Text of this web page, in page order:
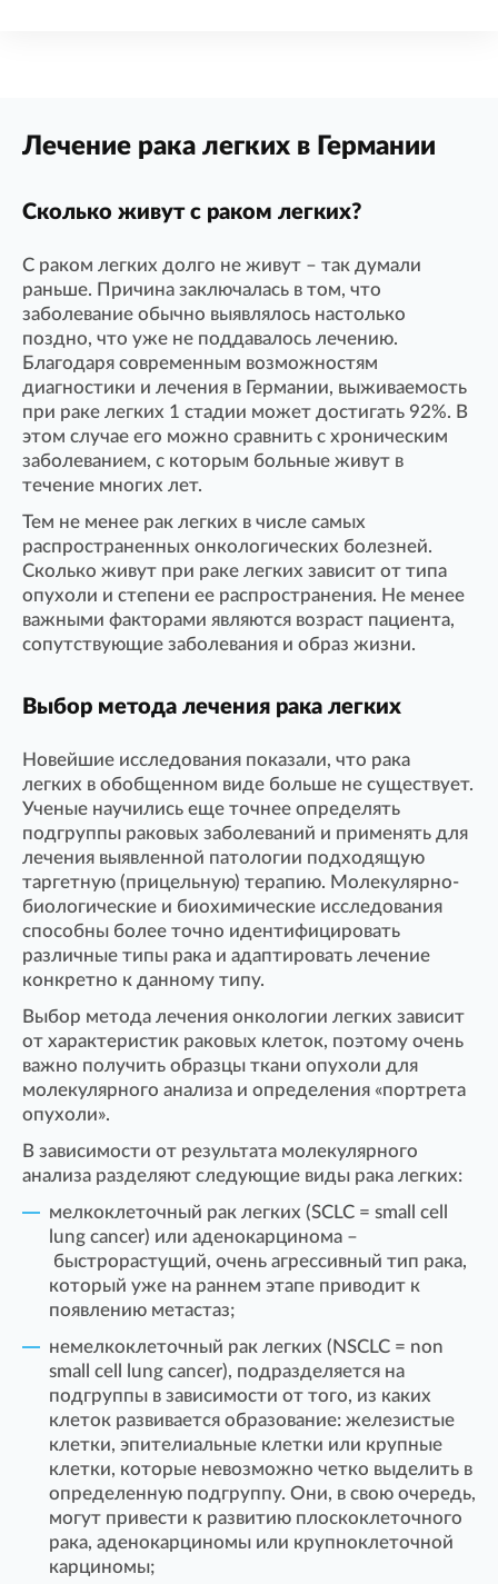
Лечение рака легких в Германии
Сколько живут с раком легких?
С раком легких долго не живут – так думали
раньше. Причина заключалась в том, что
заболевание обычно выявлялось настолько
поздно, что уже не поддавалось лечению.
Благодаря современным возможностям
диагностики и лечения в Германии, выживаемость
при раке легких 1 стадии может достигать 92%. В
этом случае его можно сравнить с хроническим
заболеванием, с которым больные живут в
течение многих лет.
Тем не менее рак легких в числе самых
распространенных онкологических болезней.
Сколько живут при раке легких зависит от типа
опухоли и степени ее распространения. Не менее
важными факторами являются возраст пациента,
сопутствующие заболевания и образ жизни.
Выбор метода лечения рака легких
Новейшие исследования показали, что рака
легких в обобщенном виде больше не существует.
Ученые научились еще точнее определять
подгруппы раковых заболеваний и применять для
лечения выявленной патологии подходящую
таргетную (прицельную) терапию. Молекулярно-
биологические и биохимические исследования
способны более точно идентифицировать
различные типы рака и адаптировать лечение
конкретно к данному типу.
Выбор метода лечения онкологии легких зависит
от характеристик раковых клеток, поэтому очень
важно получить образцы ткани опухоли для
молекулярного анализа и определения «портрета
опухоли».
В зависимости от результата молекулярного
анализа разделяют следующие виды рака легких:
мелкоклеточный рак легких (SCLC = small cell
lung cancer) или аденокарцинома –
быстрорастущий, очень агрессивный тип рака,
который уже на раннем этапе приводит к
появлению метастаз;
немелкоклеточный рак легких (NSCLC = non
small cell lung cancer), подразделяется на
подгруппы в зависимости от того, из каких
клеток развивается образование: железистые
клетки, эпителиальные клетки или крупные
клетки, которые невозможно четко выделить в
определенную подгруппу. Они, в свою очередь,
могут привести к развитию плоскоклеточного
рака, аденокарциномы или крупноклеточной
карциномы;